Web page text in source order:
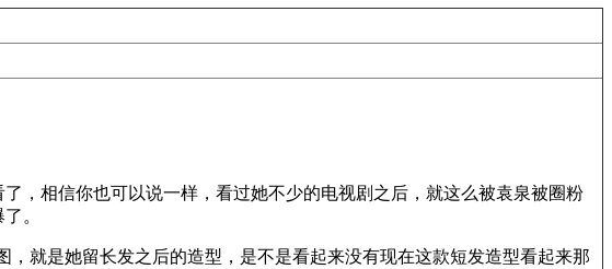
，相信你也可以说一样，看过她不少的电视剧之后，就这么被袁泉被圈粉
。
就是她留长发之后的造型，是不是看起来没有现在这款短发造型看起来那